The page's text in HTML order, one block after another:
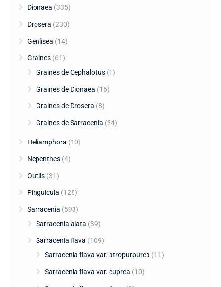
Dionaea (335)
Drosera (230)
Genlisea (14)
Graines (61)
Graines de Cephalotus (1)
Graines de Dionaea (16)
Graines de Drosera (8)
Graines de Sarracenia (34)
Heliamphora (10)
Nepenthes (4)
Outils (31)
Pinguicula (128)
Sarracenia (593)
Sarracenia alata (39)
Sarracenia flava (109)
Sarracenia flava var. atropurpurea (11)
Sarracenia flava var. cuprea (10)